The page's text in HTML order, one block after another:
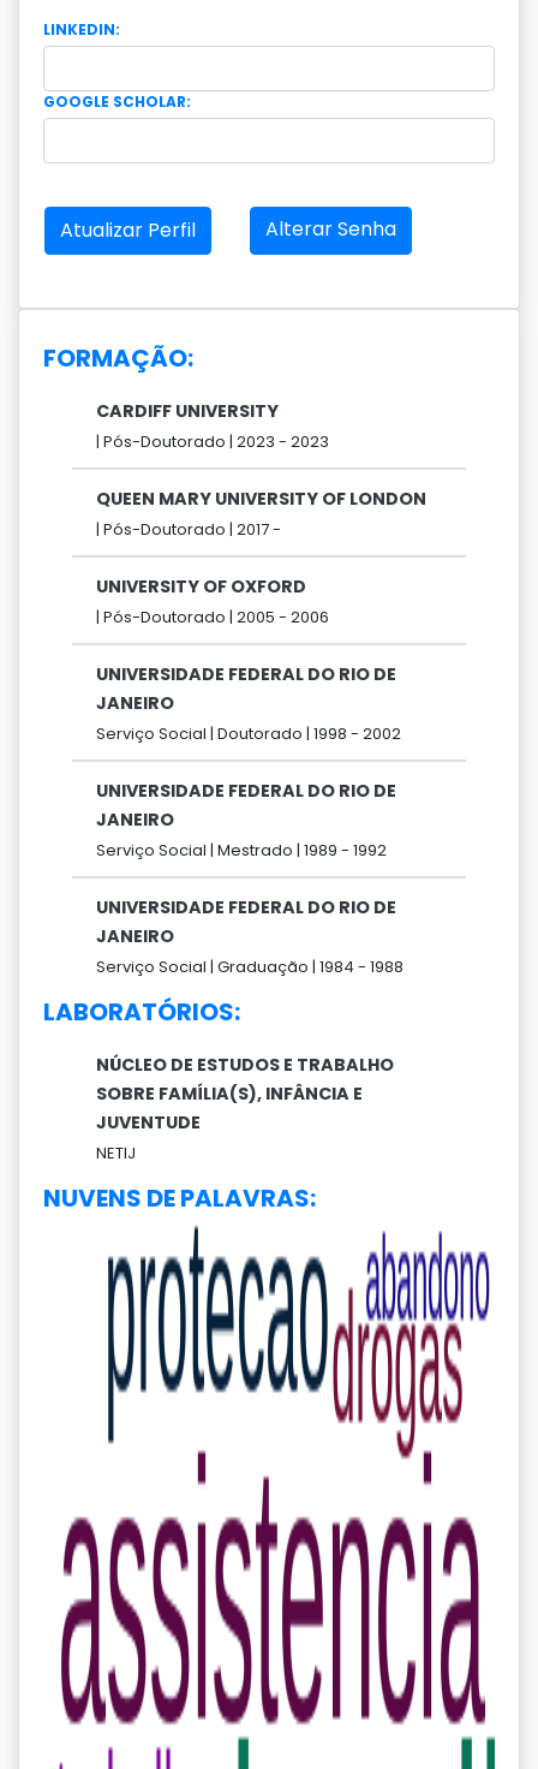
LINKEDIN:
GOOGLE SCHOLAR:
Atualizar Perfil Alterar Senha
FORMAÇÃO:
CARDIFF UNIVERSITY
| Pós-Doutorado | 2023 - 2023
QUEEN MARY UNIVERSITY OF LONDON
| Pós-Doutorado | 2017 -
UNIVERSITY OF OXFORD
| Pós-Doutorado | 2005 - 2006
UNIVERSIDADE FEDERAL DO RIO DE
JANEIRO
Serviço Social | Doutorado | 1998 - 2002
UNIVERSIDADE FEDERAL DO RIO DE
JANEIRO
Serviço Social | Mestrado | 1989 - 1992
UNIVERSIDADE FEDERAL DO RIO DE
JANEIRO
Serviço Social | Graduação | 1984 - 1988
LABORATÓRIOS:
NÚCLEO DE ESTUDOS E TRABALHO
SOBRE FAMÍLIA(S), INFÂNCIA E
JUVENTUDE
NETIJ
NUVENS DE PALAVRAS: